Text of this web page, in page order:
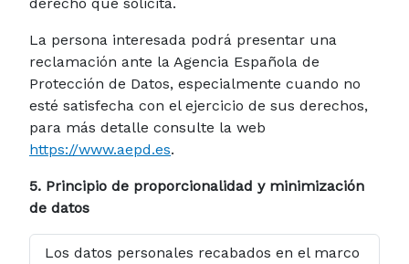
La persona interesada podrá presentar una
reclamación ante la Agencia Española de
Protección de Datos, especialmente cuando no
esté satisfecha con el ejercicio de sus derechos,
para más detalle consulte la web
https://www.aepd.es.
5. Principio de proporcionalidad y minimización
de datos
Los datos personales recabados en el marco